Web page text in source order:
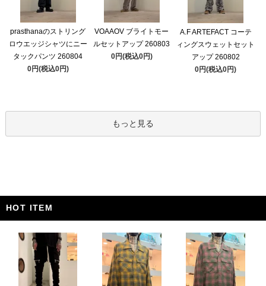
prasthanaのストリング
ロウエッジシャツにニー
タックパンツ 260804
0円(税込0円)
VOAAOV ブライトモー
ルセットアップ 260803
0円(税込0円)
A.F ARTEFACT コーテ
ィングスウェットセット
アップ 260802
0円(税込0円)
もっと見る
HOT ITEM